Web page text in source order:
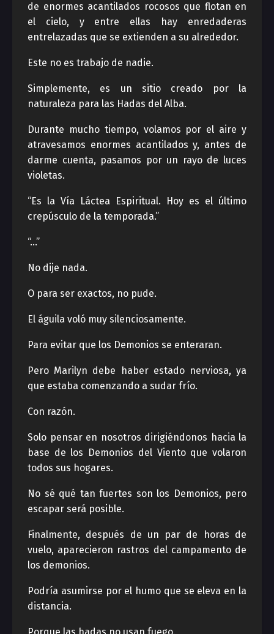
de enormes acantilados rocosos que flotan en
el cielo, y entre ellas hay enredaderas
entrelazadas que se extienden a su alrededor.
Este no es trabajo de nadie.
Simplemente, es un sitio creado por la
naturaleza para las Hadas del Alba.
Durante mucho tiempo, volamos por el aire y
atravesamos enormes acantilados y, antes de
darme cuenta, pasamos por un rayo de luces
violetas.
“Es la Vía Láctea Espiritual. Hoy es el último
crepúsculo de la temporada.”
“…”
No dije nada.
O para ser exactos, no pude.
El águila voló muy silenciosamente.
Para evitar que los Demonios se enteraran.
Pero Marilyn debe haber estado nerviosa, ya
que estaba comenzando a sudar frío.
Con razón.
Solo pensar en nosotros dirigiéndonos hacia la
base de los Demonios del Viento que volaron
todos sus hogares.
No sé qué tan fuertes son los Demonios, pero
escapar será posible.
Finalmente, después de un par de horas de
vuelo, aparecieron rastros del campamento de
los demonios.
Podría asumirse por el humo que se eleva en la
distancia.